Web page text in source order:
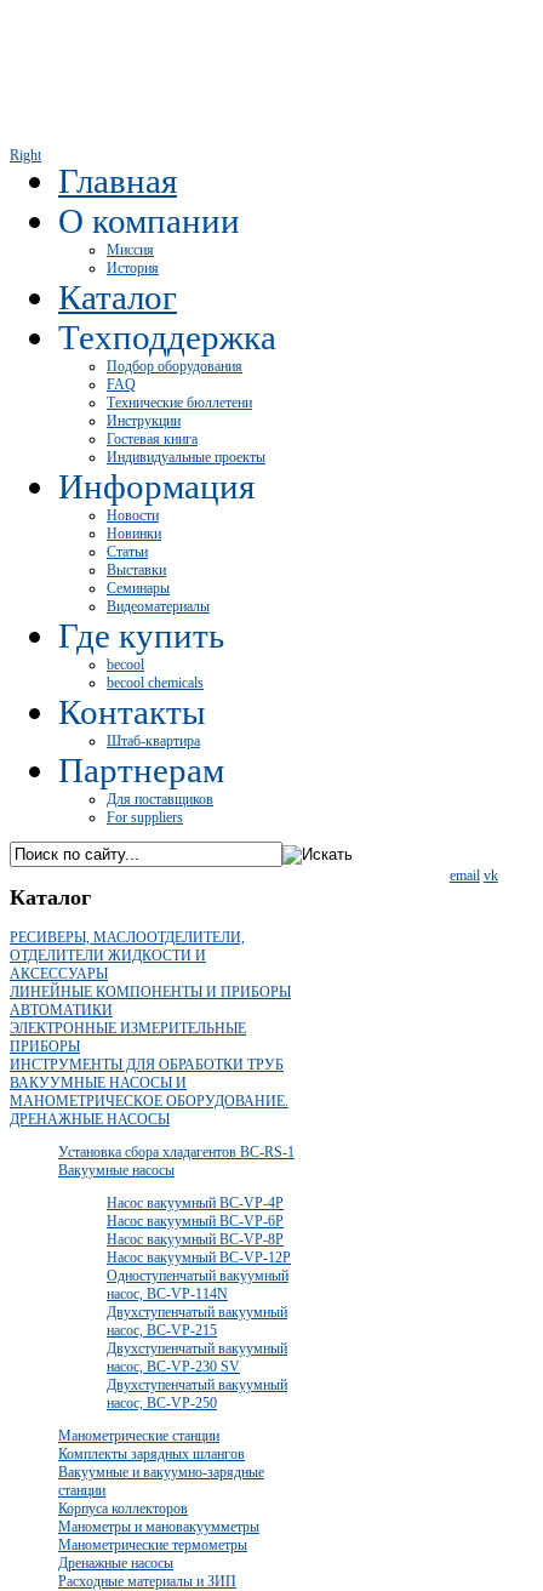
Right
Главная
О компании
Миссия
История
Каталог
Техподдержка
Подбор оборудования
FAQ
Технические бюллетени
Инструкции
Гостевая книга
Индивидуальные проекты
Информация
Новости
Новинки
Статьи
Выставки
Семинары
Видеоматериалы
Где купить
becool
becool chemicals
Контакты
Штаб-квартира
Партнерам
Для поставщиков
For suppliers
email vk
Каталог
РЕСИВЕРЫ, МАСЛООТДЕЛИТЕЛИ,
ОТДЕЛИТЕЛИ ЖИДКОСТИ И
АКСЕССУАРЫ
ЛИНЕЙНЫЕ КОМПОНЕНТЫ И ПРИБОРЫ
АВТОМАТИКИ
ЭЛЕКТРОННЫЕ ИЗМЕРИТЕЛЬНЫЕ
ПРИБОРЫ
ИНСТРУМЕНТЫ ДЛЯ ОБРАБОТКИ ТРУБ
ВАКУУМНЫЕ НАСОСЫ И
МАНОМЕТРИЧЕСКОЕ ОБОРУДОВАНИЕ.
ДРЕНАЖНЫЕ НАСОСЫ
Установка сбора хладагентов BC-RS-1
Вакуумные насосы
Насос вакуумный BC-VP-4P
Насос вакуумный BC-VP-6P
Насос вакуумный BC-VP-8P
Насос вакуумный BC-VP-12P
Одноступенчатый вакуумный
насос, BC-VP-114N
Двухступенчатый вакуумный
насос, BC-VP-215
Двухступенчатый вакуумный
насос, BC-VP-230 SV
Двухступенчатый вакуумный
насос, BC-VP-250
Манометрические станции
Комплекты зарядных шлангов
Вакуумные и вакуумно-зарядные
станции
Корпуса коллекторов
Манометры и мановакуумметры
Манометрические термометры
Дренажные насосы
Расходные материалы и ЗИП